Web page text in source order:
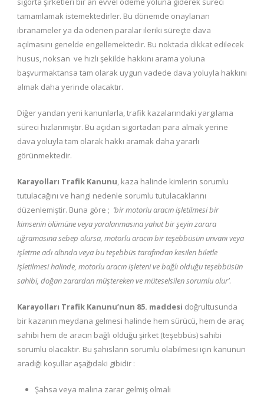
tamamlamak istemektedirler. Bu dönemde onaylanan
ibranameler ya da ödenen paralar ileriki süreçte dava
açılmasını genelde engellemektedir. Bu noktada dikkat edilecek
husus, noksan ve hızlı şekilde hakkını arama yoluna
başvurmaktansa tam olarak uygun vadede dava yoluyla hakkını
almak daha yerinde olacaktır.
Diğer yandan yeni kanunlarla, trafik kazalarındaki yargılama
süreci hızlanmıştır. Bu açıdan sigortadan para almak yerine
dava yoluyla tam olarak hakkı aramak daha yararlı
görünmektedir.
Karayolları Trafik Kanunu, kaza halinde kimlerin sorumlu
tutulacağını ve hangi nedenle sorumlu tutulacaklarını
düzenlemiştir. Buna göre ; ‘bir motorlu aracın işletilmesi bir
kimsenin ölümüne veya yaralanmasına yahut bir şeyin zarara
uğramasına sebep olursa, motorlu aracın bir teşebbüsün unvanı veya
işletme adı altında veya bu teşebbüs tarafından kesilen biletle
işletilmesi halinde, motorlu aracın işleteni ve bağlı olduğu teşebbüsün
sahibi, doğan zarardan müştereken ve müteselsilen sorumlu olur’.
Karayolları Trafik Kanunu’nun 85. maddesi doğrultusunda
bir kazanın meydana gelmesi halinde hem sürücü, hem de araç
sahibi hem de aracın bağlı olduğu şirket (teşebbüs) sahibi
sorumlu olacaktır. Bu şahısların sorumlu olabilmesi için kanunun
aradığı koşullar aşağıdaki gibidir :
Şahsa veya malına zarar gelmiş olmalı